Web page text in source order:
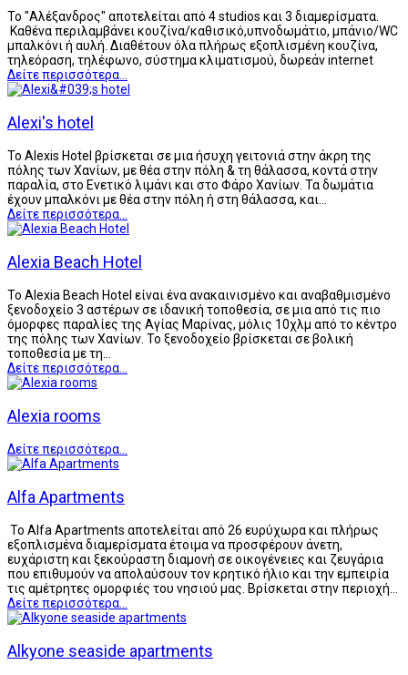
Το "Αλέξανδρος" αποτελείται από 4 studios και 3 διαμερίσματα.
Καθένα περιλαμβάνει κουζίνα/καθισικό,υπνοδωμάτιο, μπάνιο/WC
μπαλκόνι ή αυλή. Διαθέτουν όλα πλήρως εξοπλισμένη κουζίνα,
τηλεόραση, τηλέφωνο, σύστημα κλιματισμού, δωρεάν internet
Δείτε περισσότερα...
Alexi's hotel
Το Alexis Hotel βρίσκεται σε μια ήσυχη γειτονιά στην άκρη της
πόλης των Χανίων, με θέα στην πόλη & τη θάλασσα, κοντά στην
παραλία, στο Ενετικό λιμάνι και στο Φάρο Χανίων. Τα δωμάτια
έχουν μπαλκόνι με θέα στην πόλη ή στη θάλασσα, και…
Δείτε περισσότερα...
Alexia Beach Hotel
To Alexia Beach Hotel είναι ένα ανακαινισμένο και αναβαθμισμένο
ξενοδοχείο 3 αστέρων σε ιδανική τοποθεσία, σε μια από τις πιο
όμορφες παραλίες της Αγίας Μαρίνας, μόλις 10χλμ από το κέντρο
της πόλης των Χανίων. Το ξενοδοχείο βρίσκεται σε βολική
τοποθεσία με τη…
Δείτε περισσότερα...
Alexia rooms
Δείτε περισσότερα...
Alfa Apartments
Το Alfa Apartments αποτελείται από 26 ευρύχωρα και πλήρως
εξοπλισμένα διαμερίσματα έτοιμα να προσφέρουν άνετη,
ευχάριστη και ξεκούραστη διαμονή σε οικογένειες και ζευγάρια
που επιθυμούν να απολαύσουν τον κρητικό ήλιο και την εμπειρία
τις αμέτρητες ομορφιές του νησιού μας. Βρίσκεται στην περιοχή…
Δείτε περισσότερα...
Alkyone seaside apartments